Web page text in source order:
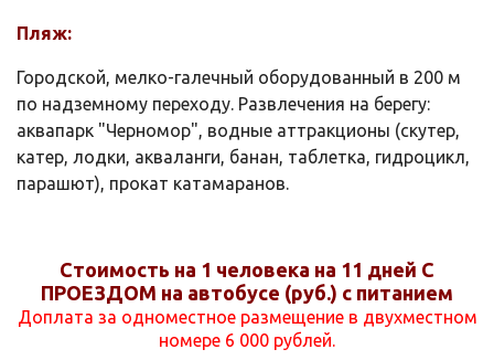
Пляж:
Городской, мелко-галечный оборудованный в 200 м
по надземному переходу. Развлечения на берегу:
аквапарк "Черномор", водные аттракционы (скутер,
катер, лодки, акваланги, банан, таблетка, гидроцикл,
парашют), прокат катамаранов.
Стоимость на 1 человека на 11 дней С
ПРОЕЗДОМ на автобусе (руб.) с питанием
Доплата за одноместное размещение в двухместном
номере 6 000 рублей.